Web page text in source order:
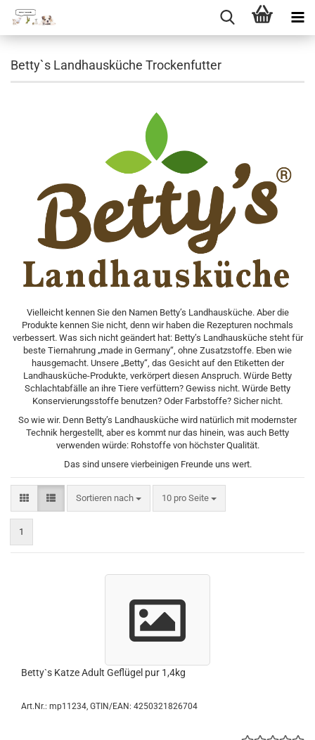
Hauptinhalt
Betty`s Landhausküche Trockenfutter
Vielleicht kennen Sie den Namen Betty’s Landhausküche. Aber die
Produkte kennen Sie nicht, denn wir haben die Rezepturen nochmals
verbessert. Was sich nicht geändert hat: Betty’s Landhausküche steht für
beste Tiernahrung „made in Germany“, ohne Zusatzstoffe. Eben wie
hausgemacht. Unsere „Betty“, das Gesicht auf den Etiketten der
Landhausküche-Produkte, verkörpert diesen Anspruch. Würde Betty
Schlachtabfälle an ihre Tiere verfüttern? Gewiss nicht. Würde Betty
Konservierungsstoffe benutzen? Oder Farbstoffe? Sicher nicht.
So wie wir. Denn Betty’s Landhausküche wird natürlich mit modernster
Technik hergestellt, aber es kommt nur das hinein, was auch Betty
verwenden würde: Rohstoffe von höchster Qualität.
Das sind unsere vierbeinigen Freunde uns wert.
Sortieren nach
Sortieren nach 10 pro Seite
pro Seite
1
Betty`s Katze Adult Geflügel pur 1,4kg
Art.Nr.: mp11234 GTIN/EAN: 4250321826704